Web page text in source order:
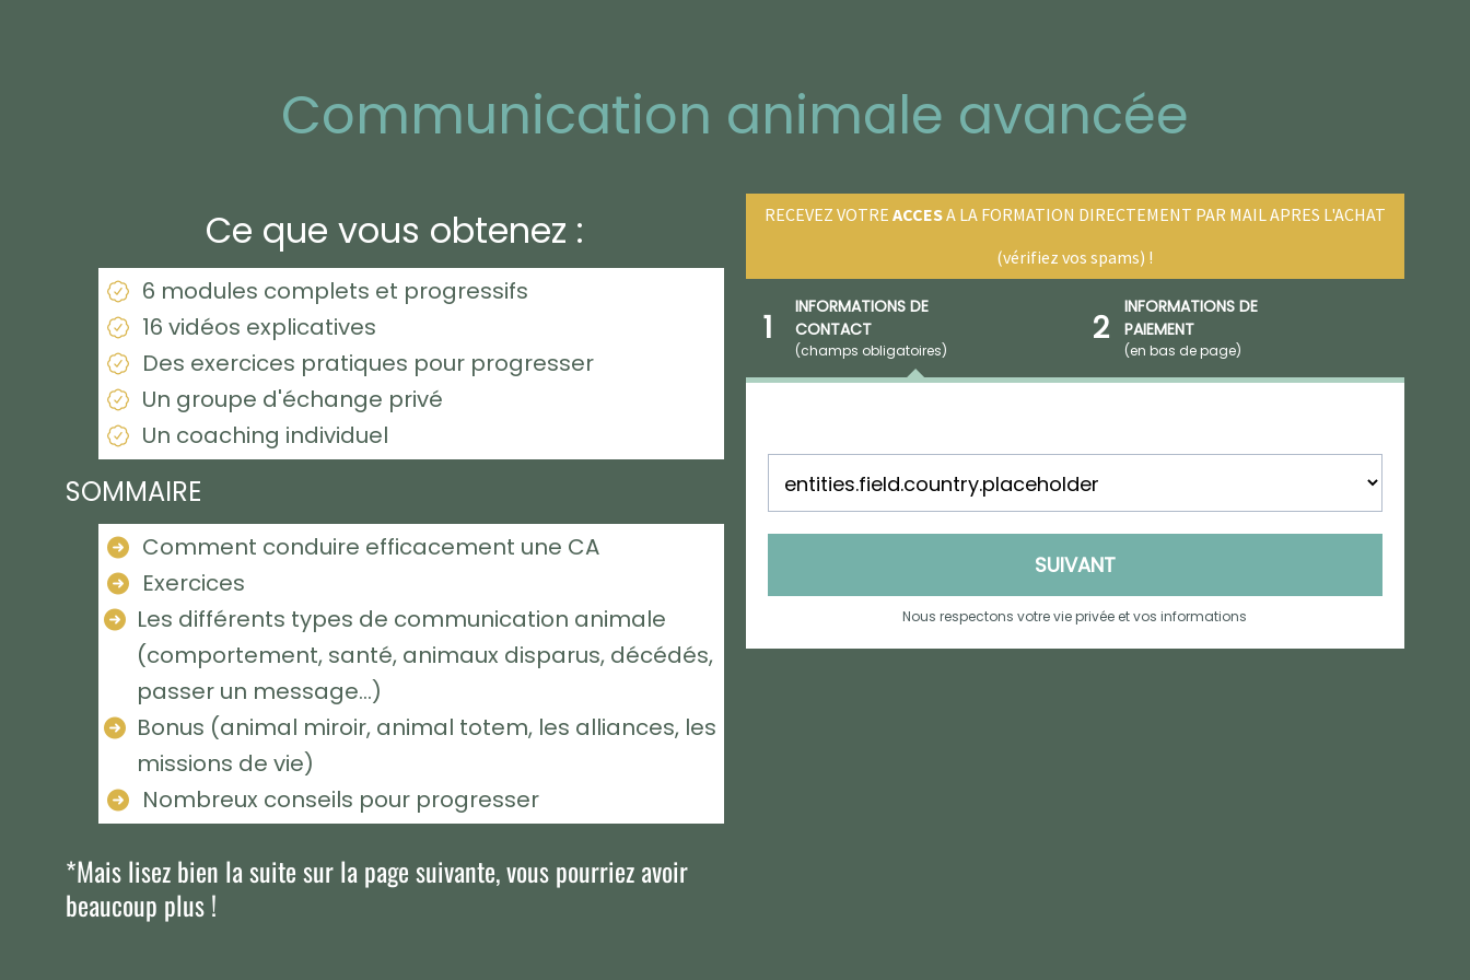
Communication animale avancée
Ce que vous obtenez :
6 modules complets et progressifs
16 vidéos explicatives
Des exercices pratiques pour progresser
Un groupe d'échange privé
Un coaching individuel
SOMMAIRE
Comment conduire efficacement une CA
Exercices
Les différents types de communication animale
(comportement, santé, animaux disparus, décédés,
passer un message...)
Bonus (animal miroir, animal totem, les alliances, les
missions de vie)
Nombreux conseils pour progresser
*Mais lisez bien la suite sur la page suivante, vous pourriez avoir
beaucoup plus !
RECEVEZ VOTRE ACCESA LA FORMATION DIRECTEMENT PAR MAIL APRES L'ACHAT
(vérifiez vos spams) !
1
INFORMATIONS DE
CONTACT
(champs obligatoires)
2
INFORMATIONS DE
PAIEMENT
(en bas de page)
SUIVANT
Nous respectons votre vie privée et vos informations